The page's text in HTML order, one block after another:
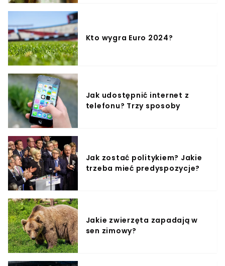
sprawy ze swoich czynów młodego mężczyznę do
jedzenia kocich odchodów, czy biegania po
supermarkecie w samej bieliźnie. Byłeś świadkiem
zdarzenia, które powinniśmy opisać? Napisz maila na
adresredakcja@wtv.pl
polecane przez redakcję WTV:Afera na polskim YouTube.
W tle wykorzystywanie małoletnich dziewczynek, Lord
Kruszwil i Kamerzysta?Kamerzysta i kryminalna
przeszłość jest tylko szczątkiem patologii na YouTube.
Dlaczego margines zyskuje popularność w sieci?
Fenomen Majora Suchodolskiego - dlaczego młode
Polki i młodzi Polacy tak chętnie sięgają po nagrania
białostoczanina?Źródło: facebook.com, boop.pl,
szczecin.naszemiasto.pl, antyweb.pl
Kto wygra Euro 2024?
Jak udostępnić internet z
telefonu? Trzy sposoby
Jak zostać politykiem? Jakie
trzeba mieć predyspozycje?
Jakie zwierzęta zapadają w
sen zimowy?